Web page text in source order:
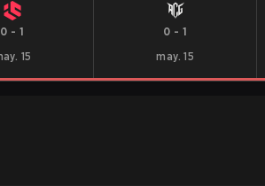
0 -1
15
0 - 1
may. 15